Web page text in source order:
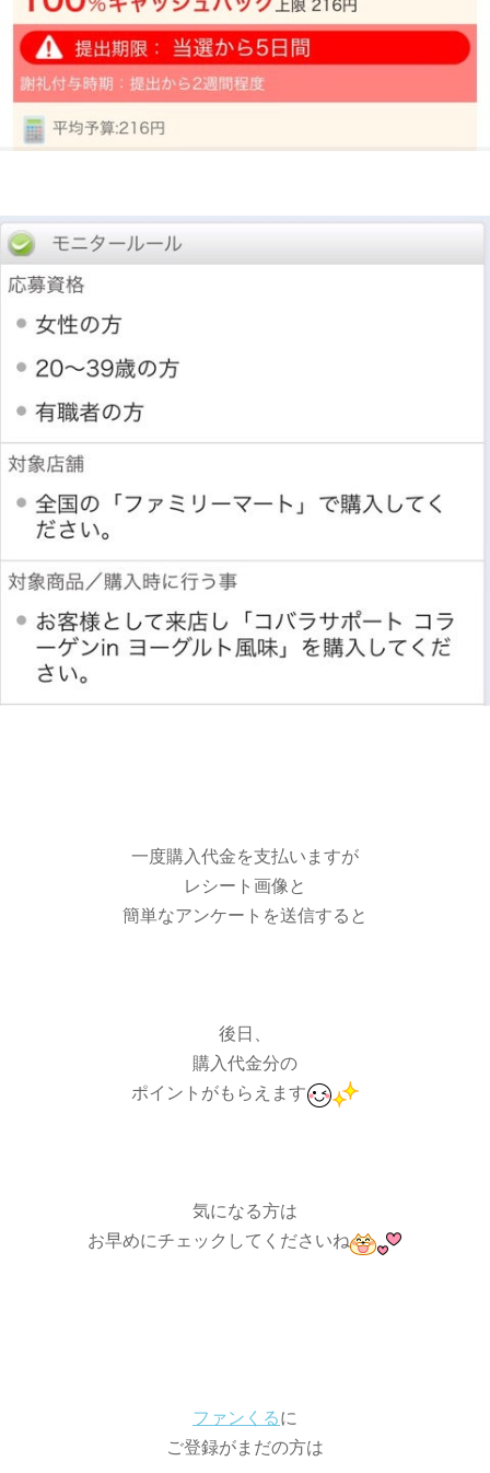
一度購入代金を支払いますが
レシート画像と
簡単なアンケートを送信すると
後日、
購入代金分の
ポイントがもらえます
気になる方は
お早めにチェックしてくださいね
ファンくるに
ご登録がまだの方は